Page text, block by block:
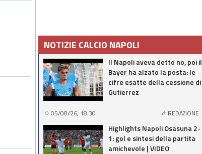
NOTIZIE CALCIO NAPOLI
Il Napoli aveva detto no, poi il
Bayer ha alzato la posta: le
cifre esatte della cessione di
Gutierrez
05/08/26, 18:30 REDAZIONE
Highlights Napoli Osasuna 2-
1: gol e sintesi della partita
amichevole | VIDEO